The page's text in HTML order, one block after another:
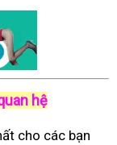
hệ
cho các bạn